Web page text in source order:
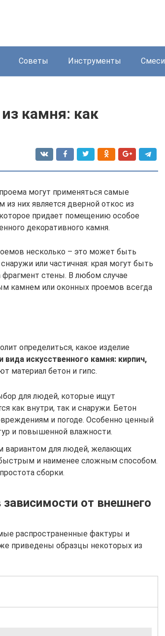
Советы Инструменты Смеси
камня: как
могут применяться самые
них является дверной откос из
придает помещению особое
декоративного камня.
несколько – это может быть
или частичная: края могут быть
стены. В любом случае
камнем или оконных проемов всегда
определиться, какое изделие
искусственного камня: кирпич,
материал бетон и гипс.
для людей, которые ищут
как внутри, так и снаружи. Бетон
и погоде. Особенно ценный
и повышенной влажности.
вариантом для людей, желающих
и наименее сложным способом.
сборки.
от внешнего
распространенные фактуры и
приведены образцы некоторых из